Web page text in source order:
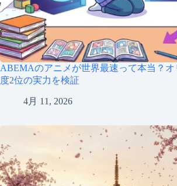
ABEMAのアニメが世界最速って本当？オ
度2位の実力を検証
4月 11, 2026